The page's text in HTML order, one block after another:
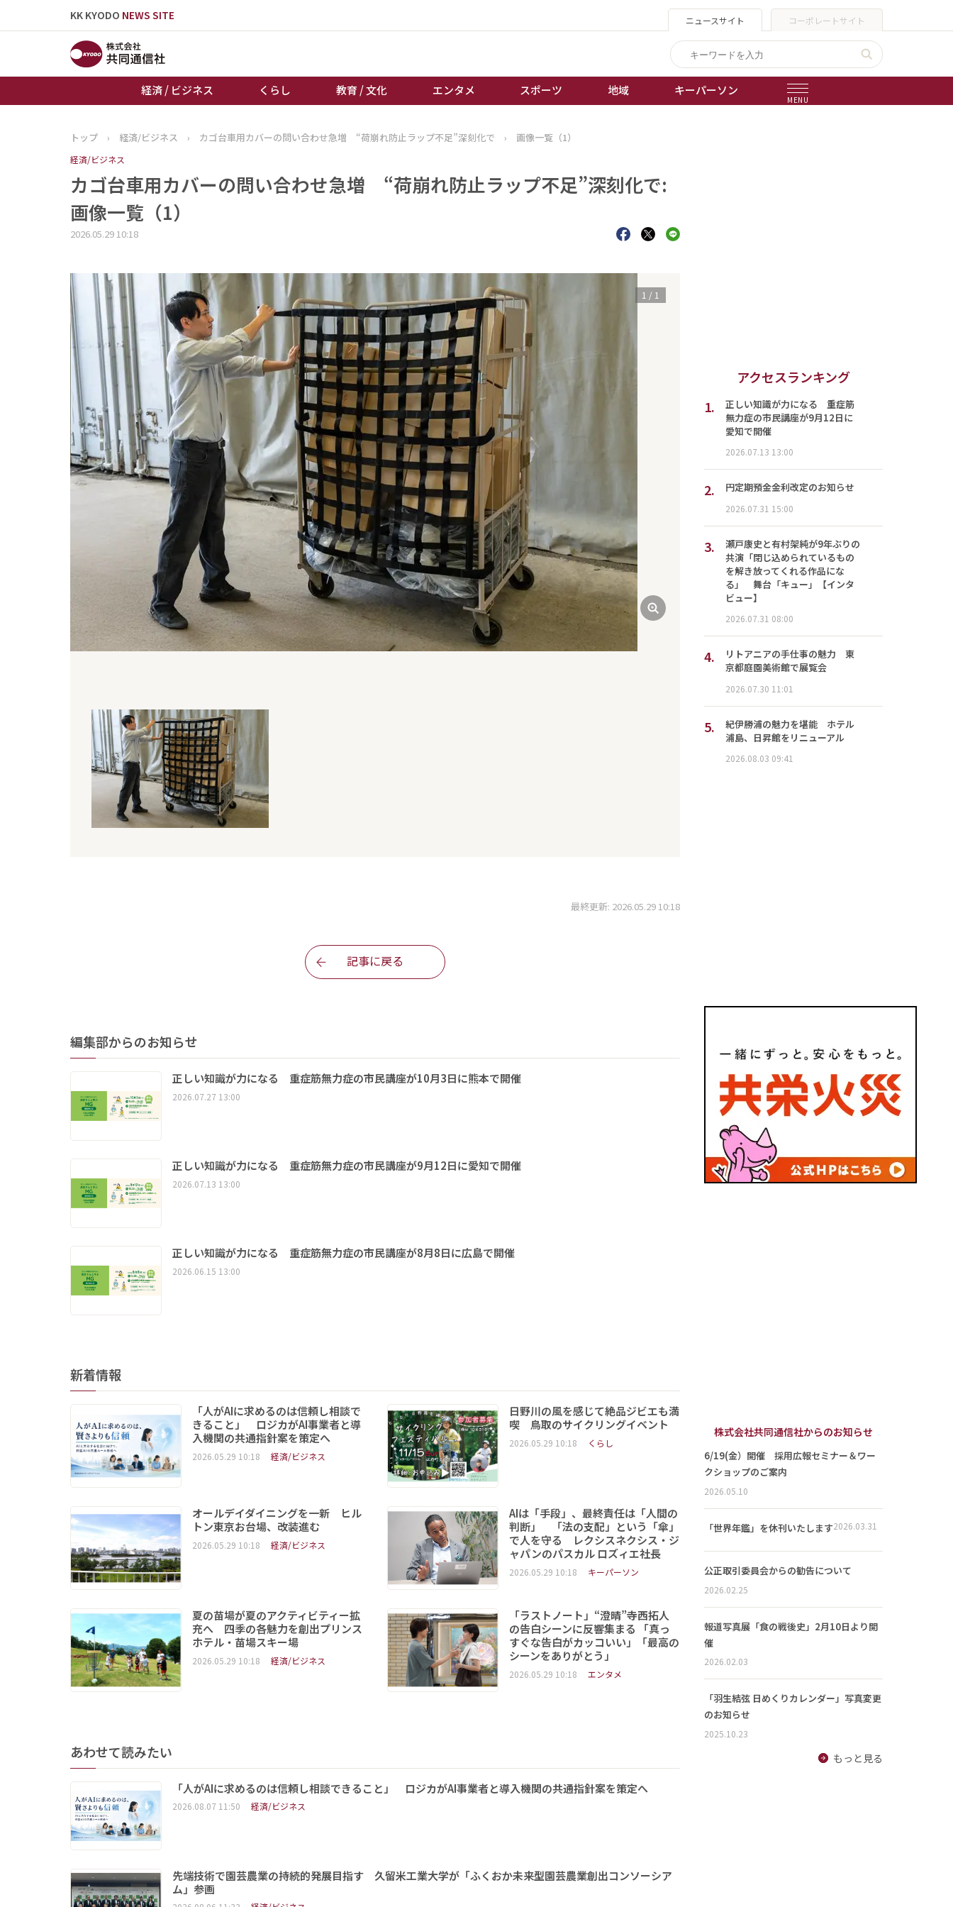
KK KYODO NEWS SITE ニュースサイト コーポレートサイト
経済 / ビジネス くらし 教育 / 文化 エンタメ スポーツ 地域 キーパーソン
MENU
トップページ
経済 / ビジネス
教育 / 文化
キーパーソン
誰もが輝いて働く社会へ
オートレース
女流本因坊戦
トップ › 経済/ビジネス › カゴ台車用カバーの問い合わせ急増 “荷崩れ防止ラップ不足”深刻化で › 画像一覧（1）
経済/ビジネス
カゴ台車用カバーの問い合わせ急増 “荷崩れ防止ラップ不足”深刻化で:
画像一覧（1）
2026.05.29 10:18
1 / 1
最終更新: 2026.05.29 10:18
記事に戻る
編集部からのお知らせ
正しい知識が力になる 重症筋無力症の市民講座が10月3日に熊本で開催
2026.07.27 13:00
正しい知識が力になる 重症筋無力症の市民講座が9月12日に愛知で開催
2026.07.13 13:00
正しい知識が力になる 重症筋無力症の市民講座が8月8日に広島で開催
2026.06.15 13:00
新着情報
「人がAIに求めるのは信頼し相談で
きること」 ロジカがAI事業者と導
入機関の共通指針案を策定へ
2026.05.29 10:18 経済/ビジネス
日野川の風を感じて絶品ジビエも満
喫 鳥取のサイクリングイベント
2026.05.29 10:18 くらし
オールデイダイニングを一新 ヒル
トン東京お台場、改装進む
2026.05.29 10:18 経済/ビジネス
AIは「手段」、最終責任は「人間の
判断」 「法の支配」という「傘」
で人を守る レクシスネクシス・ジ
ャパンのパスカル ロズィエ社長
2026.05.29 10:18 キーパーソン
夏の苗場が夏のアクティビティー拡
充へ 四季の各魅力を創出プリンス
ホテル・苗場スキー場
2026.05.29 10:18 経済/ビジネス
「ラストノート」“澄晴”寺西拓人
の告白シーンに反響集まる 「真っ
すぐな告白がカッコいい」「最高の
シーンをありがとう」
2026.05.29 10:18 エンタメ
あわせて読みたい
「人がAIに求めるのは信頼し相談できること」 ロジカがAI事業者と導入機関の共通指針案を策定へ
2026.08.07 11:50 経済/ビジネス
先端技術で園芸農業の持続的発展目指す 久留米工業大学が「ふくおか未来型園芸農業創出コンソーシア
ム」参画
アクセスランキング
1.
正しい知識が力になる 重症筋
無力症の市民講座が9月12日に
愛知で開催
2026.07.13 13:00
2. 円定期預金金利改定のお知らせ
2026.07.31 15:00
3.
瀬戸康史と有村架純が9年ぶりの
共演「閉じ込められているもの
を解き放ってくれる作品にな
る」 舞台「キュー」【インタ
ビュー】
2026.07.31 08:00
4.
リトアニアの手仕事の魅力 東
京都庭園美術館で展覧会
2026.07.30 11:01
5.
紀伊勝浦の魅力を堪能 ホテル
浦島、日昇館をリニューアル
2026.08.03 09:41
株式会社共同通信社からのお知らせ
6/19(金）開催 採用広報セミナー＆ワー
クショップのご案内
2026.05.10
「世界年鑑」を休刊いたします2026.03.31
公正取引委員会からの勧告について
2026.02.25
報道写真展「食の戦後史」2月10日より開
催
2026.02.03
「羽生結弦 日めくりカレンダー」写真変更
のお知らせ
2025.10.23
もっと見る